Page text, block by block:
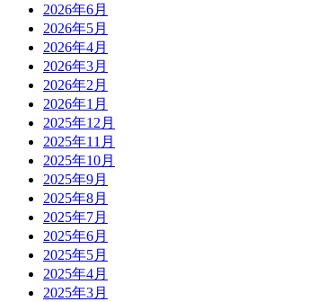
2026年6月
2026年5月
2026年4月
2026年3月
2026年2月
2026年1月
2025年12月
2025年11月
2025年10月
2025年9月
2025年8月
2025年7月
2025年6月
2025年5月
2025年4月
2025年3月